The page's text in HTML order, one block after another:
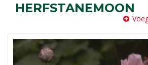
HERFSTANEMOON